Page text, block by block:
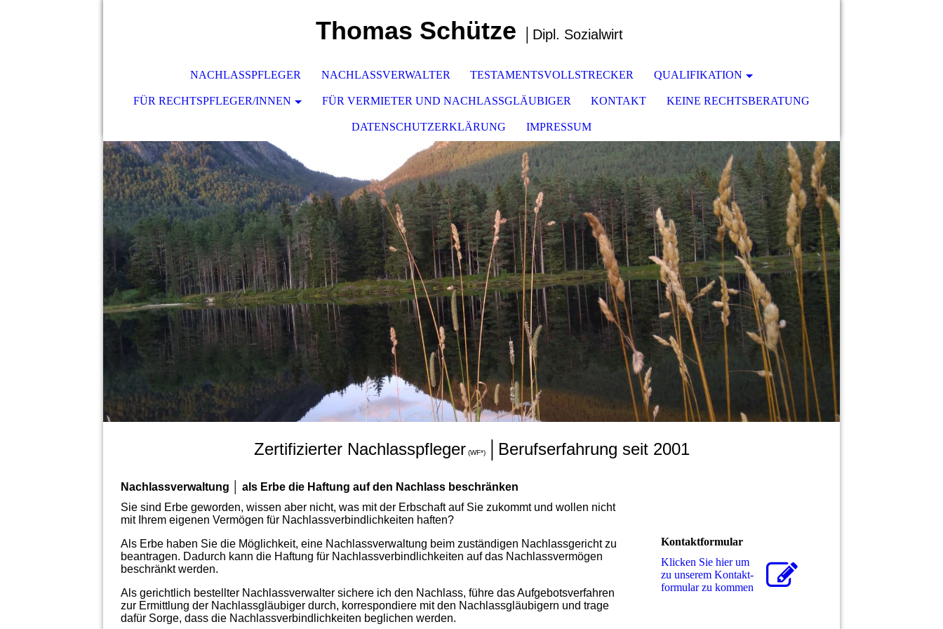
Thomas Schütze Dipl. Sozialwirt
NACHLASSPFLEGER NACHLASSVERWALTER TESTAMENTSVOLLSTRECKER QUALIFIKATION
FÜR RECHTSPFLEGER/INNEN FÜR VERMIETER UND NACHLASSGLÄUBIGER KONTAKT KEINE RECHTSBERATUNG
DATENSCHUTZERKLÄRUNG IMPRESSUM
Zertifizierter Nachlasspfleger (WF*) │Berufserfahrung seit 2001
Nachlassverwaltung │ als Erbe die Haftung auf den Nachlass beschränken
Sie sind Erbe geworden, wissen aber nicht, was mit der Erbschaft auf Sie zukommt und wollen nicht
mit Ihrem eigenen Vermögen für Nachlassverbindlichkeiten haften?
Als Erbe haben Sie die Möglichkeit, eine Nachlassverwaltung beim zuständigen Nachlassgericht zu
beantragen. Dadurch kann die Haftung für Nachlassverbindlichkeiten auf das Nachlassvermögen
beschränkt werden.
Als gerichtlich bestellter Nachlassverwalter sichere ich den Nachlass, führe das Aufgebotsverfahren
zur Ermittlung der Nachlassgläubiger durch, korrespondiere mit den Nachlassgläubigern und trage
dafür Sorge, dass die Nachlassverbindlichkeiten beglichen werden.
Kontaktformular
Klicken Sie hier um
zu unserem Kon­takt­
for­mu­lar zu kommen